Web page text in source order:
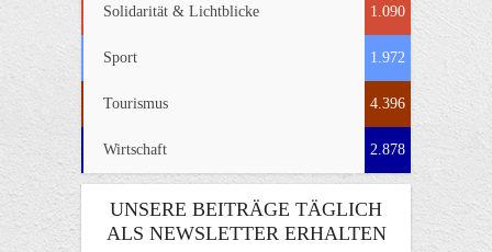
Solidarität & Lichtblicke 1.090
Sport 1.972
Tourismus 4.396
Wirtschaft 2.878
UNSERE BEITRÄGE TÄGLICH
ALS NEWSLETTER ERHALTEN